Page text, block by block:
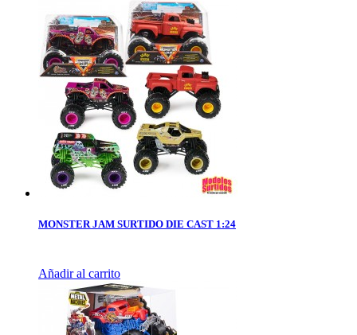
MONSTER JAM SURTIDO DIE CAST 1:24
Añadir al carrito